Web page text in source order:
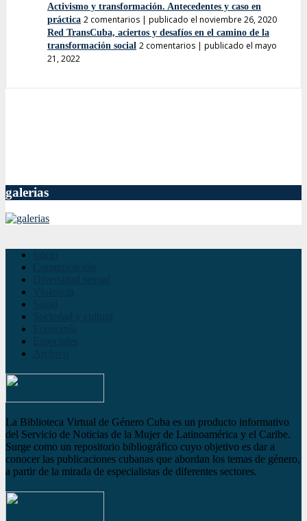
Activismo y transformación. Antecedentes y caso en
práctica 2 comentarios | publicado el noviembre 26, 2020
Red TransCuba, aciertos y desafíos en el camino de la
transformación social 2 comentarios | publicado el mayo
21, 2022
galerias
La Biblioteca Virtual de Género Cuba es un producto informativo
del Servicio de Noticias de la Mujer de Latinoamérica y el Caribe.
Surge como un repositorio bibliográfico cuyo objetivo es dar a
conocer las publicaciones cubanas que abordan los temas de género,
a partir de la mirada de especialistas de diferentes sectores.